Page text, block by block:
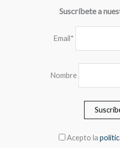
Suscríbete a
Email*
Nombre
Acepto la